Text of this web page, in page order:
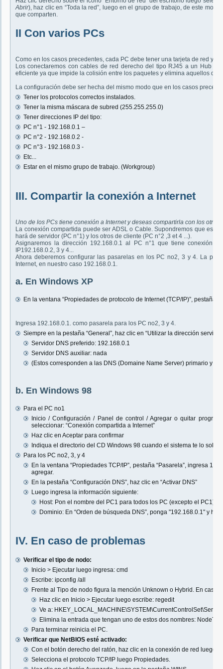
Abrir), haz clic en “Toda la red”, luego en el grupo de trabajo, de este
que comparten.
II Con varios PCs
Como en los casos precedentes, cada PC debe tener una tarjeta de red y
Los conectaremos con cables de red derecho del tipo RJ45 a un Hub o
eficiente ya que impide la colisión entre los paquetes y elimina aquellos
La configuración debe ser hecha del mismo modo que en los casos
Tener los protocolos correctos instalados.
Tener la misma máscara de subred (255.255.255.0)
Tener direcciones IP del tipo:
PC n°1 - 192.168.0.1 –
PC n°2 - 192.168.0.2 -
PC n°3 - 192.168.0.3 -
Etc...
Estar en el mismo grupo de trabajo. (Workgroup)
III. Compartir la conexión a Internet
Uno de los PCs tiene conexión a Internet y deseas compartirla con los otros.
La conexión compartida puede ser ADSL o Cable. Supondremos que
hará de servidor (PC n°1) y los otros de cliente (PC n°2 ,3 et 4 ...).
Asignaremos la dirección 192.168.0.1 al PC n°1 que tiene conexión a
IP192.168.0.2, 3 y 4...
Ahora deberemos configurar las pasarelas en los PC no2, 3 y 4. La
Internet, en nuestro caso 192.168.0.1.
a. En Windows XP
En la ventana “Propiedades de protocolo de Internet (TCP/IP)”, pestaña
Ingresa 192.168.0.1. como pasarela para los PC no2, 3 y 4.
Siempre en la pestaña “General”, haz clic en “Utilizar la dirección
Servidor DNS preferido: 192.168.0.1
Servidor DNS auxiliar: nada
(Estos corresponden a las DNS (Domaine Name Server) primario y
b. En Windows 98
Para el PC no1
Inicio / Configuración / Panel de control / Agregar o quitar
seleccionar: “Conexión compartida a Internet”
Haz clic en Aceptar para confirmar
Indiqua el directorio del CD Windows 98 cuando el sistema te lo
Para los PC no2, 3, y 4
En la ventana “Propiedades TCP/IP”, pestaña “Pasarela”, ingresa
agregar.
En la pestaña “Configuración DNS”, haz clic en “Activar DNS”
Luego ingresa la información siguiente:
Host: Pon el nombre del PC1 para todos los PC (excepto el PC1)
Dominio: En “Orden de búsqueda DNS”, ponga "192.168.0.1" y
IV. En caso de problemas
Verificar el tipo de nodo:
Inicio > Ejecutar luego ingresa: cmd
Escribe: ipconfig /all
Frente al Tipo de nodo figura la mención Unknown o Hybrid. En caso
Haz clic en Inicio > Ejecutar luego escribe: regedit
Ve a:
Elimina la entrada que tengan uno de estos dos nombres:
Para terminar reinicia el PC.
Verificar que NetBIOS esté activado:
Con el botón derecho del ratón, haz clic en la conexión de red luego
Selecciona el protocolo TCP/IP luego Propiedades.